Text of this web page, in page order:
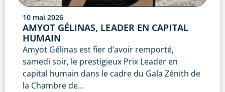
10 mai 2026
AMYOT GÉLINAS, LEADER EN CAPITAL
HUMAIN
Amyot Gélinas est fier d’avoir remporté,
samedi soir, le prestigieux Prix Leader en
capital humain dans le cadre du Gala Zénith de
la Chambre de...